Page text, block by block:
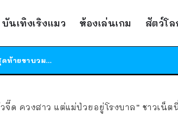
บันเทิงเริงแมว ห้องเล่นเกม สัตว์โ
ร้านอาหารในนิวยอร์กประกาศปิดตัวลง หลังอยู่มานานกว่า 45 ปี ติดป้ายขอบคุณลูกค้าทุกคน แถมสูตรทำไวท์ซอสให้แบบจัดเต็ม
ได้เวลาเด็กหนวดรวมตัว RF Online Next เปิดให้เล่นแล้ว เกม Sci-Fi MMORPG ระดับตำนาน เล่นได้ทั้งมือถือและ PC
จี๊ด ควงสาว แต่แม่ป่วยอยู่โรงบาล” ชาวเน็ต